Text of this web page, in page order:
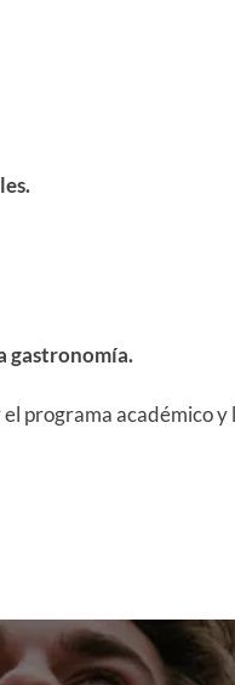
gastronomía.
programa académico y